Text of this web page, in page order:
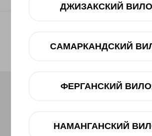
ДЖИЗАКСКИЙ
САМАРКАНДСКИЙ
ФЕРГАНСКИЙ
НАМАНГАНСКИЙ